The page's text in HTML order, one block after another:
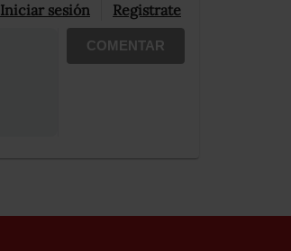
Iniciar sesión Registrate
COMENTAR